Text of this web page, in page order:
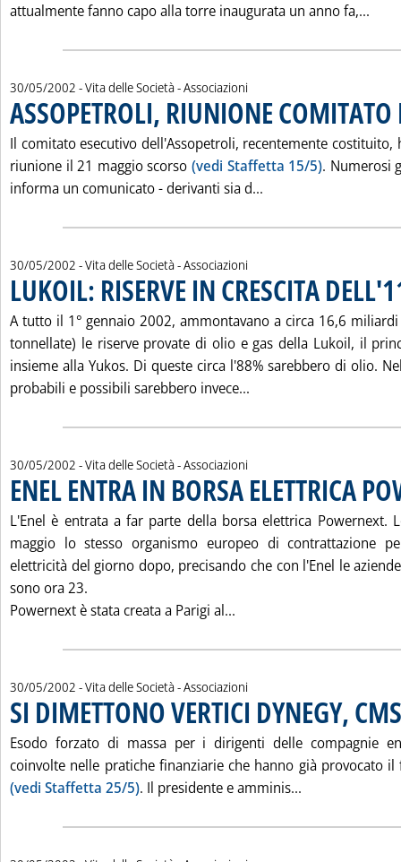
attualmente fanno capo alla torre inaugurata un anno fa,...
30/05/2002 - Vita delle Società - Associazioni
ASSOPETROLI, RIUNIONE COMITATO
Il comitato esecutivo dell'Assopetroli, recentemente
riunione il 21 maggio scorso (vedi Staffetta 15/5). Numerosi
informa un comunicato - derivanti sia d...
30/05/2002 - Vita delle Società - Associazioni
LUKOIL: RISERVE IN CRESCITA
A tutto il 1° gennaio 2002, ammontavano a circa 16,6
tonnellate) le riserve provate di olio e gas della Lukoil, il
insieme alla Yukos. Di queste circa l'88% sarebbero di olio.
probabili e possibili sarebbero invece...
30/05/2002 - Vita delle Società - Associazioni
ENEL ENTRA IN BORSA ELETTRICA
L'Enel è entrata a far parte della borsa elettrica Powernext.
maggio lo stesso organismo europeo di contrattazione
elettricità del giorno dopo, precisando che con l'Enel le
sono ora 23.
Powernext è stata creata a Parigi al...
30/05/2002 - Vita delle Società - Associazioni
SI DIMETTONO VERTICI DYNEGY,
Esodo forzato di massa per i dirigenti delle compagnie
coinvolte nelle pratiche finanziarie che hanno già provocato
(vedi Staffetta 25/5). Il presidente e amminis...